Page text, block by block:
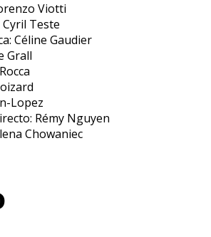
Viotti
Cyril Teste
Céline Gaudier
Grall
Lopez
Rémy Nguyen
Chowaniec